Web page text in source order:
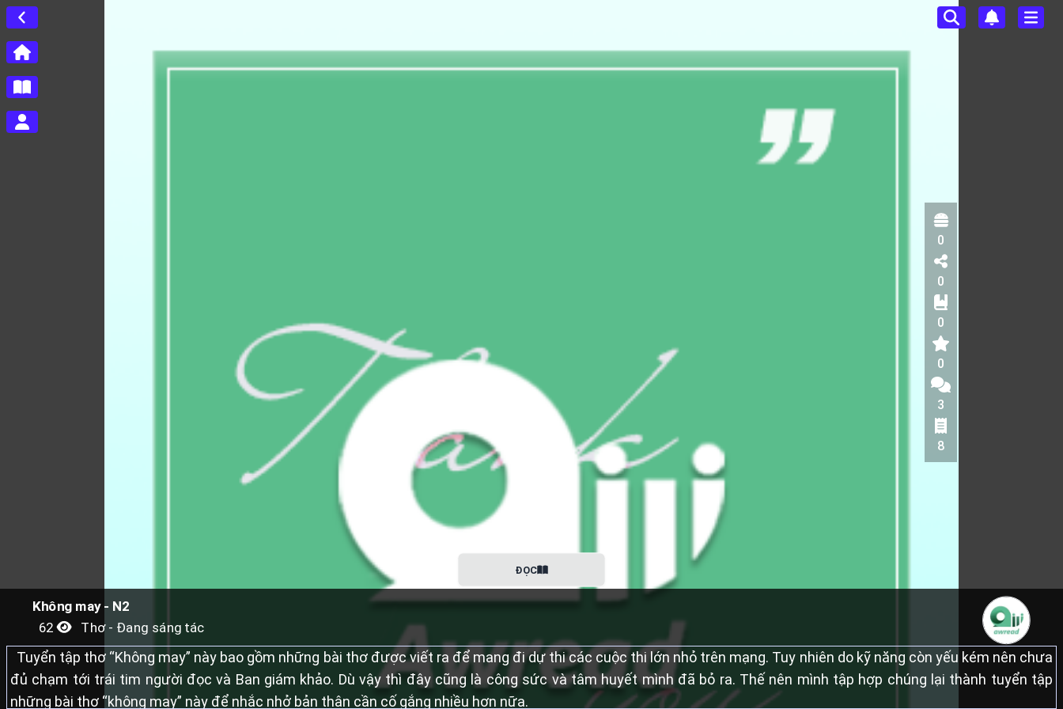
0
0
0
0
3
8
ĐỌC
Không may - N2
62
Thơ - Đang sáng tác
Tuyển tập thơ “Không may” này bao gồm những bài thơ được viết ra để mang đi dự thi các cuộc thi lớn nhỏ trên mạng. Tuy nhiên do kỹ năng còn yếu kém nên chưa
đủ chạm tới trái tim người đọc và Ban giám khảo. Dù vậy thì đây cũng là công sức và tâm huyết mình đã bỏ ra. Thế nên mình tập hợp chúng lại thành tuyển tập
những bài thơ “không may” này để nhắc nhở bản thân cần cố gắng nhiều hơn nữa.